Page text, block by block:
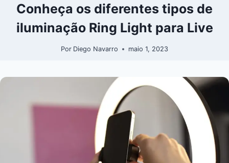
Conheça os diferentes tipos de
iluminação Ring Light para Live
Por Diego Navarro maio 1, 2023